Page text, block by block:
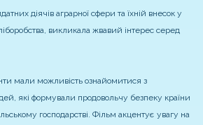
діячів аграрної сфери та їхній внесок у
викликала жвавий інтерес серед
мали можливість ознайомитися з
які формували продовольчу безпеку країни
господарстві. Фільм акцентує увагу на